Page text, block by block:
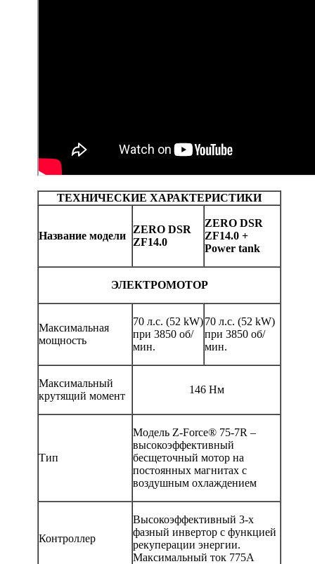
ТЕХНИЧЕСКИЕ ХАРАКТЕРИСТИКИ
Название модели
ZERO DSR
ZF14.0
ZERO DSR
ZF14.0 +
Power tank
ЭЛЕКТРОМОТОР
Максимальная
мощность
70 л.с. (52 kW)
при 3850 об/
мин.
70 л.с. (52 kW)
при 3850 об/
мин.
Максимальный
крутящий момент
146 Нм
Тип
Модель Z-Force® 75-7R –
высокоэффективный
бесщеточный мотор на
постоянных магнитах с
воздушным охлаждением
Контроллер
Высокоэффективный 3-х
фазный инвертор с функцией
рекуперации энергии.
Максимальный ток 775А